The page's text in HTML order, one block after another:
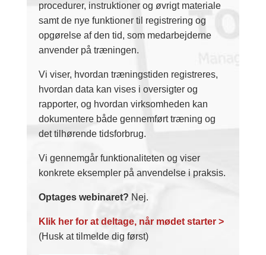
procedurer, instruktioner og øvrigt materiale
samt de nye funktioner til registrering og
opgørelse af den tid, som medarbejderne
anvender på træningen.
Vi viser, hvordan træningstiden registreres,
hvordan data kan vises i oversigter og
rapporter, og hvordan virksomheden kan
dokumentere både gennemført træning og
det tilhørende tidsforbrug.
Vi gennemgår funktionaliteten og viser
konkrete eksempler på anvendelse i praksis.
Optages webinaret? Nej.
Klik her for at deltage, når mødet starter >
(Husk at tilmelde dig først)